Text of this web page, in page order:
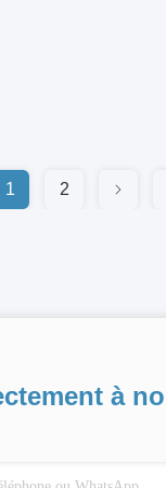
1 2
à